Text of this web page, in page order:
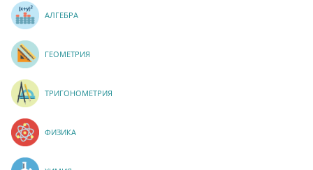
АЛГЕБРА
ГЕОМЕТРИЯ
ТРИГОНОМЕТРИЯ
ФИЗИКА